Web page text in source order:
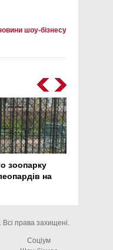
шоу-бізнесу
зоопарку
на
Всі права захищені.
Соціум